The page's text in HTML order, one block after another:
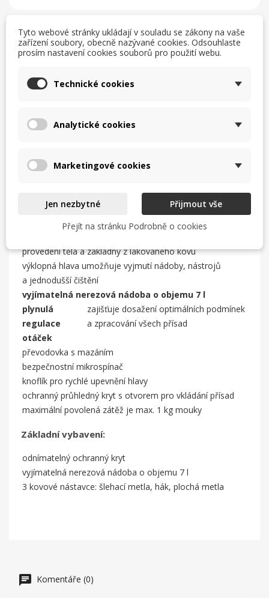
Popis Detaily produktu
určeno k míchání vajec, šlehačky, krémů apod.
provozů
a střední konzistence
pro tuhá těsta, nepřetržitý chod a velkou
provedení těla a základny z lakovaného kovu
výklopná hlava umožňuje vyjmutí nádoby, nástrojů
a jednodušší čištění
vyjímatelná nerezová nádoba o objemu 7 l
plynulá
regulace
otáček
zajišťuje dosažení optimálních podmínek
a zpracování všech přísad
převodovka s mazáním
bezpečnostní mikrospínač
knoflík pro rychlé upevnění hlavy
ochranný průhledný kryt s otvorem pro vkládání přísad
maximální povolená zátěž je max. 1 kg mouky
Základní vyba­vení:
odnímatelný ochranný kryt
vyjímatelná nerezová nádoba o objemu 7 l
3 kovové nástavce: šlehací metla, hák, plochá metla
Komentáře (0)
Tyto webové stránky ukládají v souladu se zákony na vaše
zařízení soubory, obecně nazývané cookies. Odsouhlaste
prosím nastavení cookies souborů pro použití webu.
Technické cookies
Analytické cookies
Marketingové cookies
Jen nezbytné
Přijmout vše
Přejít na stránku Podrobně o cookies